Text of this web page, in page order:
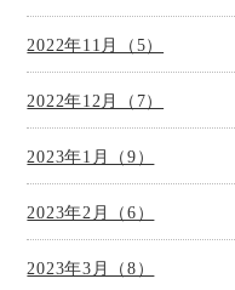
2022年11月（5）
2022年12月（7）
2023年1月（9）
2023年2月（6）
2023年3月（8）